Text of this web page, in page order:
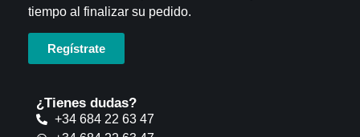
tiempo al finalizar su pedido.
Regístrate
¿Tienes dudas?
+34 684 22 63 47